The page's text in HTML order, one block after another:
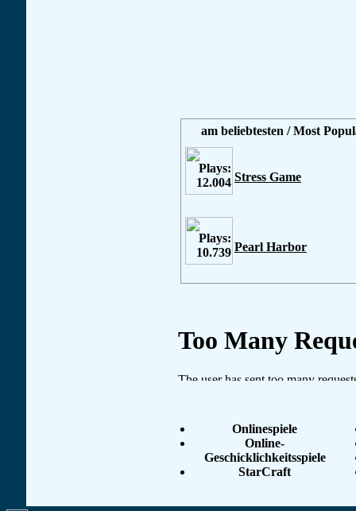
am beliebtesten / Most
Stress Game
Pearl Harbor
Onlinespiele
Online-
Geschicklichkeitsspiele
StarCraft